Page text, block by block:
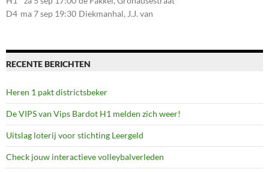
107, 7581CE Losser
D4 ma 7 sep 19:30 Diekmanhal, J.J. van
RECENTE BERICHTEN
Heren 1 pakt districtsbeker
De VIPS van Vips Bardot H1 melden zich weer!
Uitslag loterij voor stichting Leergeld
Check jouw interactieve volleybalverleden